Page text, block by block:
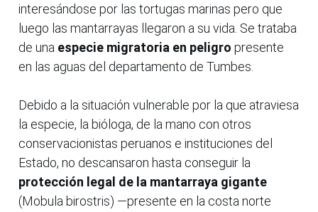
interesándose por las tortugas marinas pero que
luego las mantarrayas llegaron a su vida. Se trataba
de una especie migratoria en peligro presente
en las aguas del departamento de Tumbes.
Debido a la situación vulnerable por la que atraviesa
la especie, la bióloga, de la mano con otros
conservacionistas peruanos e instituciones del
Estado, no descansaron hasta conseguir la
protección legal de la mantarraya gigante
(Mobula birostris) —presente en la costa norte